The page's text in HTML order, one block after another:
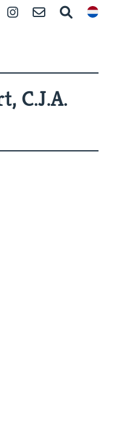
InstagramContact Search
C.J.A.